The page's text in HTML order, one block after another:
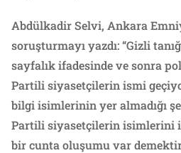
Abdülkadir Selvi, Ankara
soruşturmayı yazdı: “Gizli
sayfalık ifadesinde ve sonra
Partili siyasetçilerin ismi
bilgi isimlerinin yer almadığı
Partili siyasetçilerin isimlerini
bir cunta oluşumu var